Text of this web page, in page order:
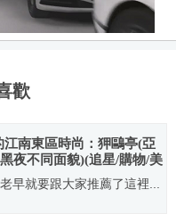
歡
江南東區時尚：狎鷗亭(亞
夜不同面貌)(追星/購物/美
早就要跟大家推薦了這裡...